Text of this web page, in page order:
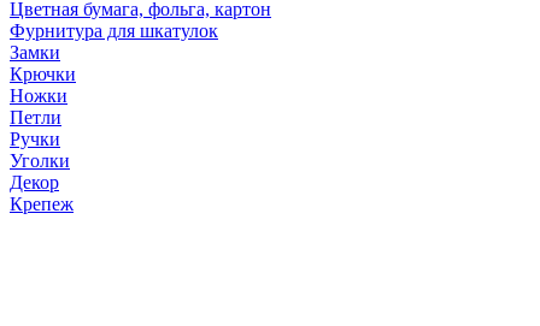
Цветная бумага, фольга, картон
Фурнитура для шкатулок
Замки
Крючки
Ножки
Петли
Ручки
Уголки
Декор
Крепеж